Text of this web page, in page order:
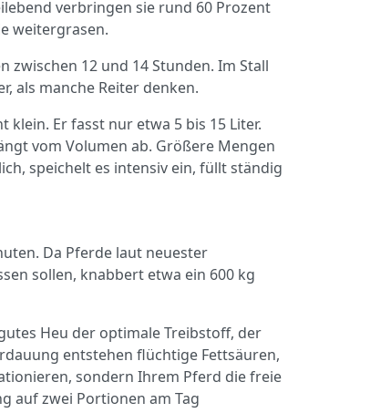
verbringen sie rund 60 Prozent
weitergrasen.
12 und 14 Stunden. Im Stall
als manche Reiter denken.
Er fasst nur etwa 5 bis 15 Liter.
vom Volumen ab. Größere Mengen
speichelt es intensiv ein, füllt ständig
Da Pferde laut neuester
sollen, knabbert etwa ein 600 kg
Heu der optimale Treibstoff, der
entstehen flüchtige Fettsäuren,
sondern Ihrem Pferd die freie
auf zwei Portionen am Tag